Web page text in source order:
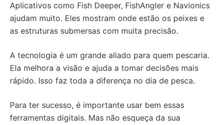
Aplicativos como Fish Deeper, FishAngler e Navionics
ajudam muito. Eles mostram onde estão os peixes e
as estruturas submersas com muita precisão.
A tecnologia é um grande aliado para quem pescaria.
Ela melhora a visão e ajuda a tomar decisões mais
rápido. Isso faz toda a diferença no dia de pesca.
Para ter sucesso, é importante usar bem essas
ferramentas digitais. Mas não esqueça da sua